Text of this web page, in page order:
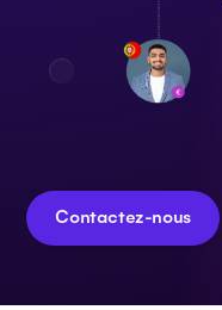
Contactez-nous